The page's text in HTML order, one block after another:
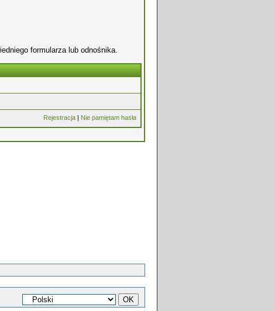
formularza lub odnośnika.
Rejestracja | Nie pamiętam hasła